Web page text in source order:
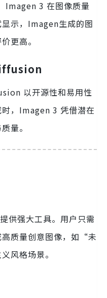
Imagen 3 在图像质量
示，Imagen生成的图
更高。
以开源性和易用性
，Imagen 3 凭借潜在
量。
供强大工具。用户只需
质量创意图像，如“未
风格场景。